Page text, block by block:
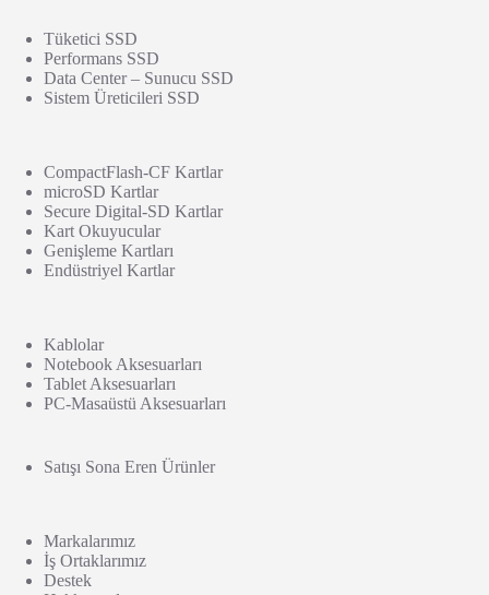
Tüketici SSD
Performans SSD
Data Center – Sunucu SSD
Sistem Üreticileri SSD
CompactFlash-CF Kartlar
microSD Kartlar
Secure Digital-SD Kartlar
Kart Okuyucular
Genişleme Kartları
Endüstriyel Kartlar
Kablolar
Notebook Aksesuarları
Tablet Aksesuarları
PC-Masaüstü Aksesuarları
Satışı Sona Eren Ürünler
Markalarımız
İş Ortaklarımız
Destek